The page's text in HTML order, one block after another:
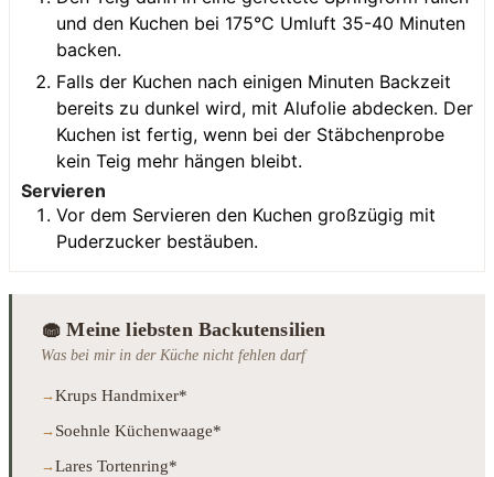
und den Kuchen bei 175°C Umluft 35-40 Minuten
backen.
Falls der Kuchen nach einigen Minuten Backzeit
bereits zu dunkel wird, mit Alufolie abdecken. Der
Kuchen ist fertig, wenn bei der Stäbchenprobe
kein Teig mehr hängen bleibt.
Servieren
Vor dem Servieren den Kuchen großzügig mit
Puderzucker bestäuben.
🧁 Meine liebsten Backutensilien
Was bei mir in der Küche nicht fehlen darf
Krups Handmixer*
Soehnle Küchenwaage*
Lares Tortenring*